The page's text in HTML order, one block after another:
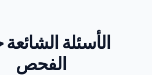
الأسئلة
الفحص